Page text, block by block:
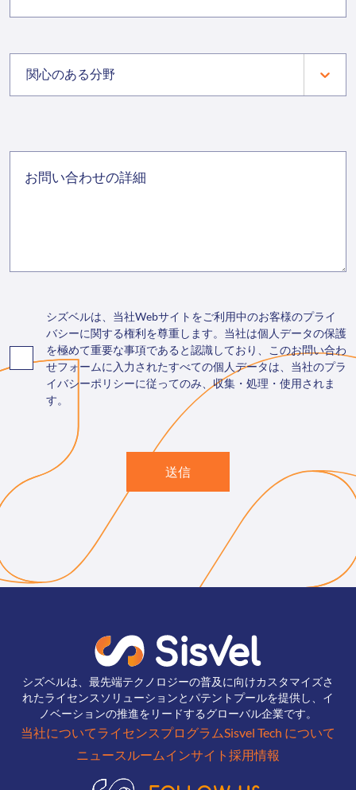
関心のある分野
シズベルは、当社Webサイトをご利用中のお客様のプライ
バシーに関する権利を尊重します。当社は個人データの保護
を極めて重要な事項であると認識しており、このお問い合わ
せフォームに入力されたすべての個人データは、当社のプラ
イバシーポリシーに従ってのみ、収集・処理・使用されま
す。
送信
シズベルは、最先端テクノロジーの普及に向けカスタマイズさ
れたライセンスソリューションとパテントプールを提供し、イ
ノベーションの推進をリードするグローバル企業です。
当社についてライセンスプログラムSisvel Tech について
ニュースルームインサイト 採用情報